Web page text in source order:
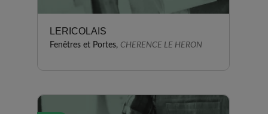
LERICOLAIS
Fenêtres et Portes, CHERENCE LE HERON